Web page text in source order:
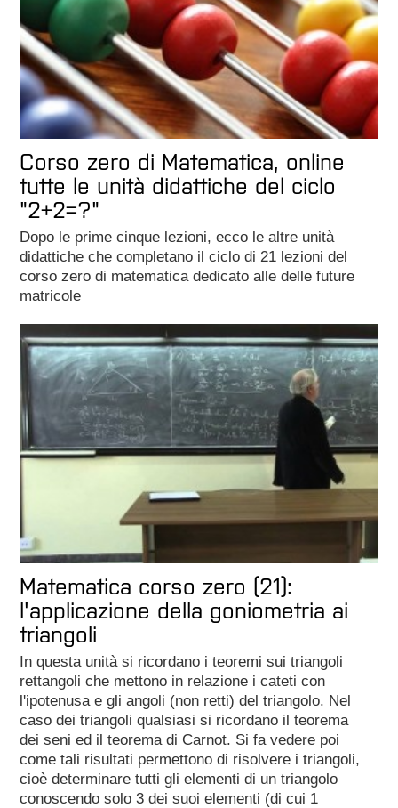
Corso zero di Matematica, online
tutte le unità didattiche del ciclo
"2+2=?"
Dopo le prime cinque lezioni, ecco le altre unità
didattiche che completano il ciclo di 21 lezioni del
corso zero di matematica dedicato alle delle future
matricole
Matematica corso zero (21):
l'applicazione della goniometria ai
triangoli
In questa unità si ricordano i teoremi sui triangoli
rettangoli che mettono in relazione i cateti con
l'ipotenusa e gli angoli (non retti) del triangolo. Nel
caso dei triangoli qualsiasi si ricordano il teorema
dei seni ed il teorema di Carnot. Si fa vedere poi
come tali risultati permettono di risolvere i triangoli,
cioè determinare tutti gli elementi di un triangolo
conoscendo solo 3 dei suoi elementi (di cui 1